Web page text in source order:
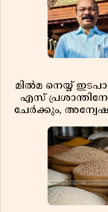
മിൽമ നെയ്യ്
എസ്
ചേർക്കും,